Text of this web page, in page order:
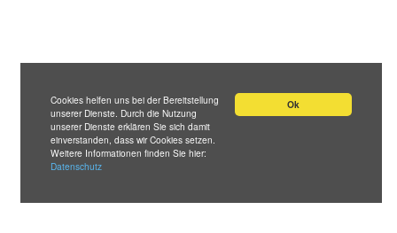
Ok
Cookies helfen uns bei der Bereitstellung
unserer Dienste. Durch die Nutzung
unserer Dienste erklären Sie sich damit
einverstanden, dass wir Cookies setzen.
Weitere Informationen finden Sie hier:
Datenschutz